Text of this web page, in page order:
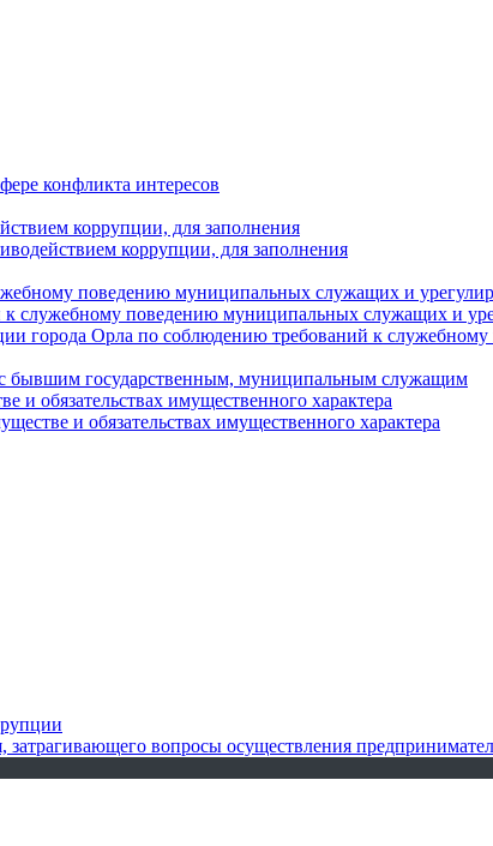
конфликта интересов
коррупции, для заполнения
коррупции, для заполнения
поведению муниципальных служащих и
служебному поведению муниципальных служащих и
города Орла по соблюдению требований к
бывшим государственным, муниципальным служащим
и обязательствах имущественного характера
и обязательствах имущественного характера
затрагивающего вопросы осуществления